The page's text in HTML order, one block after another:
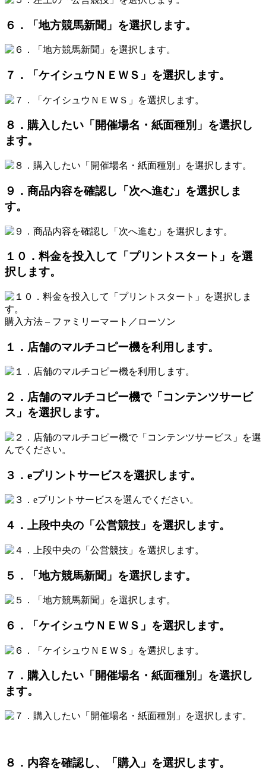
６．「地方競馬新聞」を選択します。
７．「ケイシュウＮＥＷＳ」を選択します。
８．購入したい「開催場名・紙面種別」を選択し
ます。
９．商品内容を確認し「次へ進む」を選択しま
す。
１０．料金を投入して「プリントスタート」を選
択します。
購入方法 – ファミリーマート／ローソン
１．店舗のマルチコピー機を利用します。
２．店舗のマルチコピー機で「コンテンツサービ
ス」を選択します。
３．eプリントサービスを選択します。
４．上段中央の「公営競技」を選択します。
５．「地方競馬新聞」を選択します。
６．「ケイシュウＮＥＷＳ」を選択します。
７．購入したい「開催場名・紙面種別」を選択し
ます。
８．内容を確認し、「購入」を選択します。